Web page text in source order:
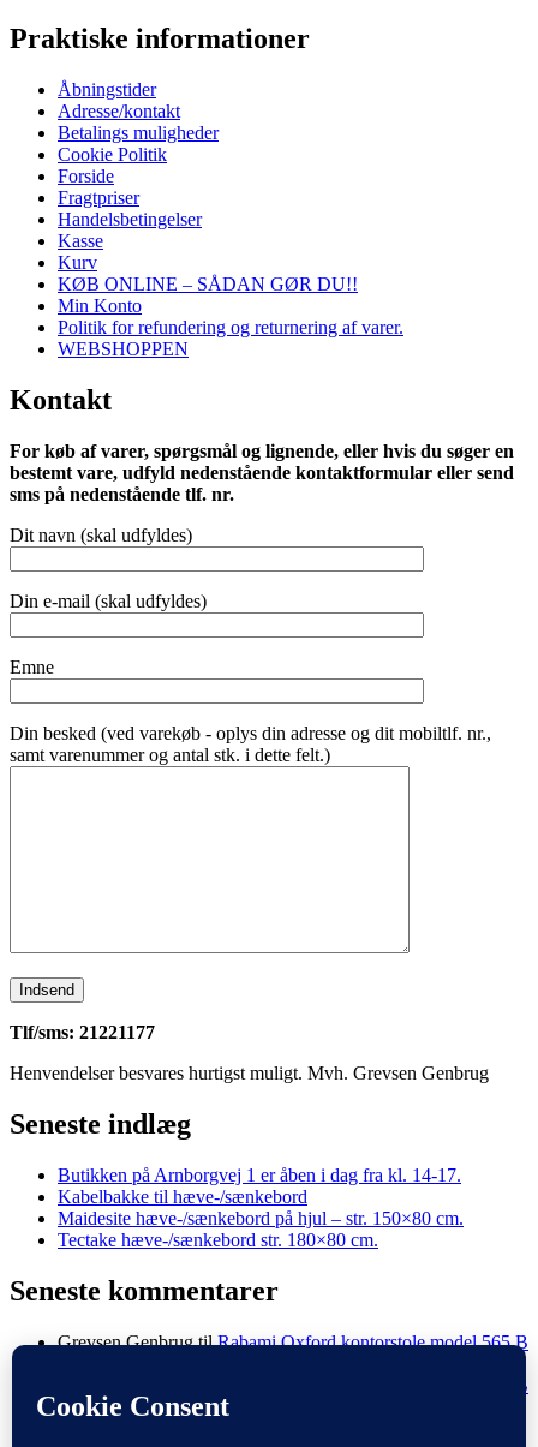
Praktiske informationer
Åbningstider
Adresse/kontakt
Betalings muligheder
Cookie Politik
Forside
Fragtpriser
Handelsbetingelser
Kasse
Kurv
KØB ONLINE – SÅDAN GØR DU!!
Min Konto
Politik for refundering og returnering af varer.
WEBSHOPPEN
Kontakt
For køb af varer, spørgsmål og lignende, eller hvis du søger en
bestemt vare, udfyld nedenstående kontaktformular eller send
sms på nedenstående tlf. nr.
Dit navn (skal udfyldes)
Din e-mail (skal udfyldes)
Emne
Din besked (ved varekøb - oplys din adresse og dit mobiltlf. nr.,
samt varenummer og antal stk. i dette felt.)
Tlf/sms: 21221177
Henvendelser besvares hurtigst muligt. Mvh. Grevsen Genbrug
Seneste indlæg
Butikken på Arnborgvej 1 er åben i dag fra kl. 14-17.
Kabelbakke til hæve-/sænkebord
Maidesite hæve-/sænkebord på hjul – str. 150×80 cm.
Tectake hæve-/sænkebord str. 180×80 cm.
Seneste kommentarer
Grevsen GenbrugtilRabami Oxford kontorstole model 565 B
Rabami Oxford kontorstole model 565 B
Jan Martin Pilegaardtil